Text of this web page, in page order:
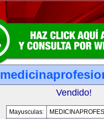
Vendido!
Mayusculas: